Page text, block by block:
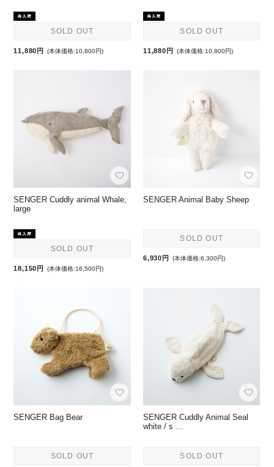
SOLD OUT
11,880円 (本体価格:10,800円)
SOLD OUT
11,880円 (本体価格:10,800円)
SENGER Cuddly animal Whale,
large
SOLD OUT
18,150円 (本体価格:16,500円)
SENGER Animal Baby Sheep
SOLD OUT
6,930円 (本体価格:6,300円)
SENGER Bag Bear
SOLD OUT
SENGER Cuddly Animal Seal
white / s …
SOLD OUT